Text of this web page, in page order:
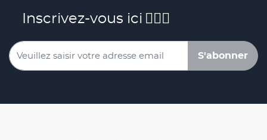
Inscrivez-vous ici
S'abonner